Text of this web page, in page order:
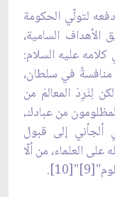
لتولّي الحكومة
الأهداف السامية،
عليه السلام:
منافسةً في سلطان،
لِنَرِدَ المعالمَ من
من عبادك،
حدودك"[8]. فالذي ألجأني إلى قبول
العلماء، من ألّا